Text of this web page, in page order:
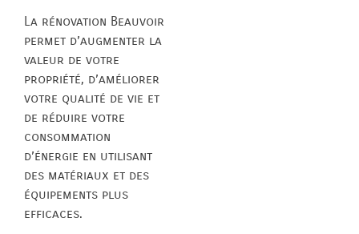
La rénovation Beauvoir
permet d’augmenter la
valeur de votre
propriété, d’améliorer
votre qualité de vie et
de réduire votre
consommation
d’énergie en utilisant
des matériaux et des
équipements plus
efficaces.